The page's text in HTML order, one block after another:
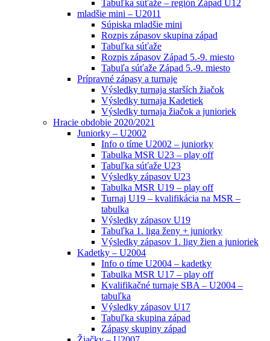
Tabuľka súťaže – región Západ U12
mladšie mini – U2011
Súpiska mladšie mini
Rozpis zápasov skupina západ
Tabuľka súťaže
Rozpis zápasov Západ 5.-9. miesto
Tabuľa súťaže Západ 5.-9. miesto
Prípravné zápasy a turnaje
Výsledky turnaja starších žiačok
Výsledky turnaja Kadetiek
Výsledky turnaja žiačok a junioriek
Hracie obdobie 2020/2021
Juniorky – U2002
Info o tíme U2002 – juniorky
Tabulka MSR U23 – play off
Tabuľka súťaže U23
Výsledky zápasov U23
Tabulka MSR U19 – play off
Turnaj U19 – kvalifikácia na MSR –
tabulka
Výsledky zápasov U19
Tabuľka 1. liga ženy + juniorky
Výsledky zápasov 1. ligy žien a junioriek
Kadetky – U2004
Info o tíme U2004 – kadetky
Tabulka MSR U17 – play off
Kvalifikačné turnaje SBA – U2004 –
tabuľka
Výsledky zápasov U17
Tabuľka skupina západ
Zápasy skupiny západ